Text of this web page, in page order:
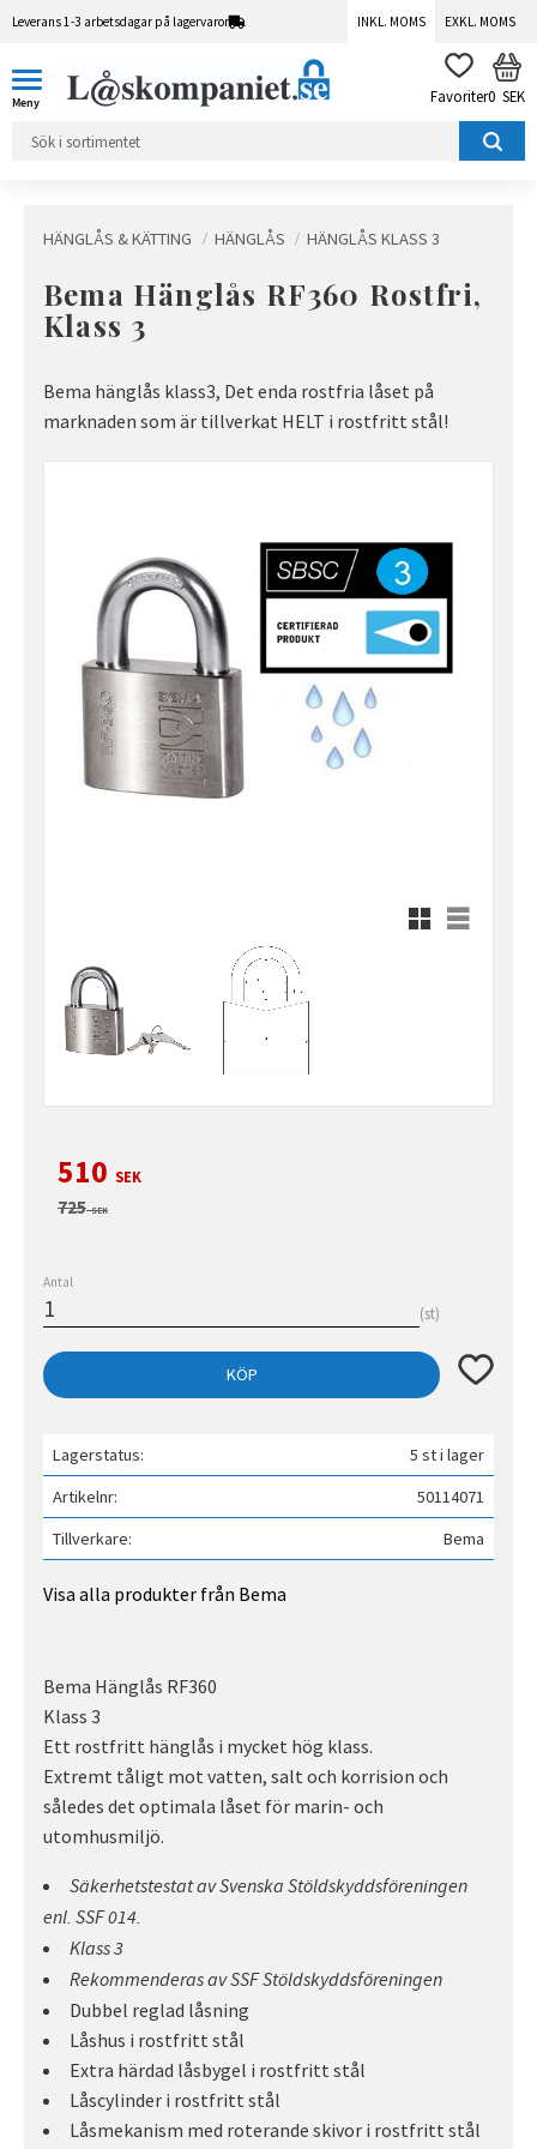
Leverans 1-3 arbetsdagar på lagervaror INKL. MOMS EXKL. MOMS
FAVORITER
0 SEK
HÄNGLÅS & KÄTTING HÄNGLÅS HÄNGLÅS KLASS 3
Bema Hänglås RF360 Rostfri,
Klass 3
Bema hänglås klass3, Det enda rostfria låset på
marknaden som är tillverkat HELT i rostfritt stål!
Rutnätsvy
Listvy
Nedsatt pris:
510 SEK
Ordinarie pris:
725SEK
Antal
st
KÖP Lägg till
Lagerstatus
5 st i lager
Artikelnr
50114071
Tillverkare
Bema
Visa alla produkter från Bema
Bema Hänglås RF360
Klass 3
Ett rostfritt hänglås i mycket hög klass.
Extremt tåligt mot vatten, salt och korrision och
således det optimala låset för marin- och
utomhusmiljö.
Säkerhetstestat av Svenska Stöldskyddsföreningen
enl. SSF 014.
Klass 3
Rekommenderas av SSF Stöldskyddsföreningen
Dubbel reglad låsning
Låshus i rostfritt stål
Extra härdad låsbygel i rostfritt stål
Låscylinder i rostfritt stål
Låsmekanism med roterande skivor i rostfritt stål